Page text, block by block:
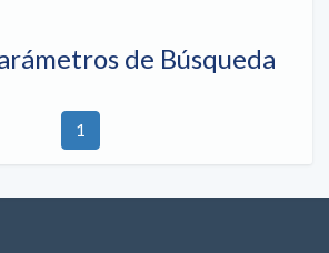
de Búsqueda
1